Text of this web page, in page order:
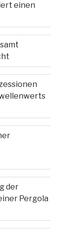
einen
der
Pergola